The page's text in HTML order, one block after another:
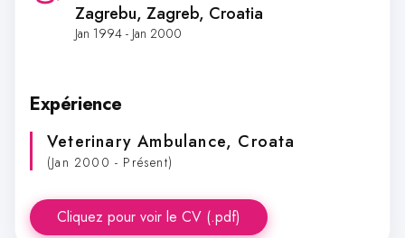
Zagrebu, Zagreb, Croatia
Jan 1994 - Jan 2000
Expérience
Veterinary Ambulance, Croata
(Jan 2000 - Présent)
Cliquez pour voir le CV (.pdf)